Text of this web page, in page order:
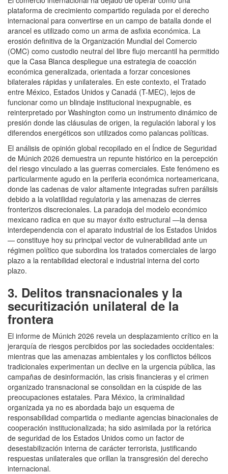
plataforma de crecimiento compartido regulada por el derecho
internacional para convertirse en un campo de batalla donde el
arancel es utilizado como un arma de asfixia económica. La
erosión definitiva de la Organización Mundial del Comercio
(OMC) como custodio neutral del libre flujo mercantil ha permitido
que la Casa Blanca despliegue una estrategia de coacción
económica generalizada, orientada a forzar concesiones
bilaterales rápidas y unilaterales. En este contexto, el Tratado
entre México, Estados Unidos y Canadá (T-MEC), lejos de
funcionar como un blindaje institucional inexpugnable, es
reinterpretado por Washington como un instrumento dinámico de
presión donde las cláusulas de origen, la regulación laboral y los
diferendos energéticos son utilizados como palancas políticas.
El análisis de opinión global recopilado en el Índice de Seguridad
de Múnich 2026 demuestra un repunte histórico en la percepción
del riesgo vinculado a las guerras comerciales. Este fenómeno es
particularmente agudo en la periferia económica norteamericana,
donde las cadenas de valor altamente integradas sufren parálisis
debido a la volatilidad regulatoria y las amenazas de cierres
fronterizos discrecionales. La paradoja del modelo económico
mexicano radica en que su mayor éxito estructural —la densa
interdependencia con el aparato industrial de los Estados Unidos
— constituye hoy su principal vector de vulnerabilidad ante un
régimen político que subordina los tratados comerciales de largo
plazo a la rentabilidad electoral e industrial interna del corto
plazo.
3. Delitos transnacionales y la
securitización unilateral de la
frontera
El informe de Múnich 2026 revela un desplazamiento crítico en la
jerarquía de riesgos percibidos por las sociedades occidentales:
mientras que las amenazas ambientales y los conflictos bélicos
tradicionales experimentan un declive en la urgencia pública, las
campañas de desinformación, las crisis financieras y el crimen
organizado transnacional se consolidan en la cúspide de las
preocupaciones estatales. Para México, la criminalidad
organizada ya no es abordada bajo un esquema de
responsabilidad compartida o mediante agencias binacionales de
cooperación institucionalizada; ha sido asimilada por la retórica
de seguridad de los Estados Unidos como un factor de
desestabilización interna de carácter terrorista, justificando
respuestas unilaterales que orillan la transgresión del derecho
internacional.